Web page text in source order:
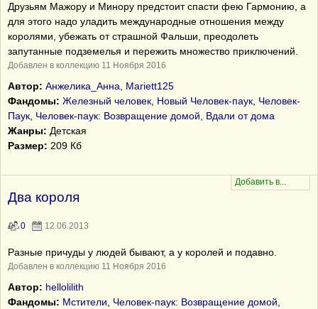
Друзьям Мажору и Минору предстоит спасти фею Гармонию, а
для этого надо уладить международные отношения между
королями, убежать от страшной Фальши, преодолеть
запутанные подземелья и пережить множество приключений.
Добавлен в коллекцию 11 Ноября 2016
Автор: Анжелика_Анна
Mariett125
Фандомы: Железный человек Новый Человек-паук Человек-
Паук Человек-паук: Возвращение домой, Вдали от дома
Жанры: Детская
Размер: 209 Кб
Два короля
0 12.06.2013
Разные причуды у людей бывают, а у королей и подавно.
Добавлен в коллекцию 11 Ноября 2016
Автор: hellolilith
Фандомы: Мстители
Человек-паук: Возвращение домой,